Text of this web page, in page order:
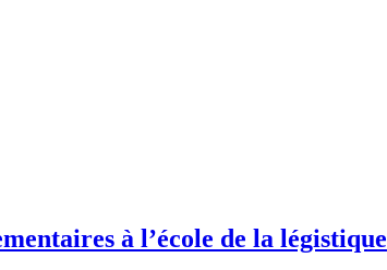
à l’école de la légistique